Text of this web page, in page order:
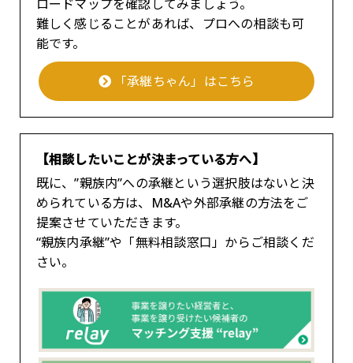
ロードマップを確認してみましょう。
難しく感じることがあれば、プロへの相談も可
能です。
「承継ちゃん」はこちら
【相談したいことが決まっている方へ】
既に、”親族内”への承継という選択肢はないと決
められている方は、M&Aや外部承継の方法をご
提案させていただきます。
“親族内承継”や「無料相談窓口」からご相談くだ
さい。